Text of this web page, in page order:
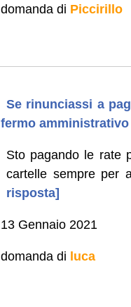
domanda di Piccirillo
Se rinunciassi a
fermo
Sto pagando le rate
cartelle sempre per
risposta]
13 Gennaio 2021
domanda di luca